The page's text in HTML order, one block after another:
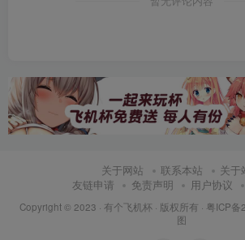
友链申请
免责声明 用户协议
Copyright © 2023 · 有个飞机杯· 版权所有 · 粤ICP
图